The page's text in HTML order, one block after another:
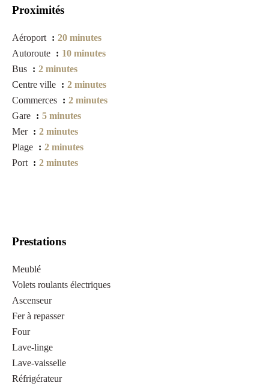
Proximités
Aéroport
20 minutes
Autoroute
10 minutes
Bus
2 minutes
Centre ville
2 minutes
Commerces
2 minutes
Gare
5 minutes
Mer
2 minutes
Plage
2 minutes
Port
2 minutes
Prestations
Meublé
Volets roulants électriques
Ascenseur
Fer à repasser
Four
Lave-linge
Lave-vaisselle
Réfrigérateur